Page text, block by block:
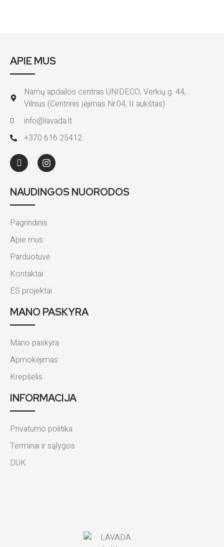
APIE MUS
Namų apdailos centras UNIDECO, Verkių g. 44,
Vilnius (Centrinis įėjimas Nr.04, II aukštas)
info@lavada.lt
+370 616 25412
NAUDINGOS NUORODOS
Pagrindinis
Apie mus
Parduotuvė
Kontaktai
ES projektai
MANO PASKYRA
Mano paskyra
Apmokėjimas
Krepšelis
INFORMACIJA
Privatumo politika
Terminai ir sąlygos
DUK